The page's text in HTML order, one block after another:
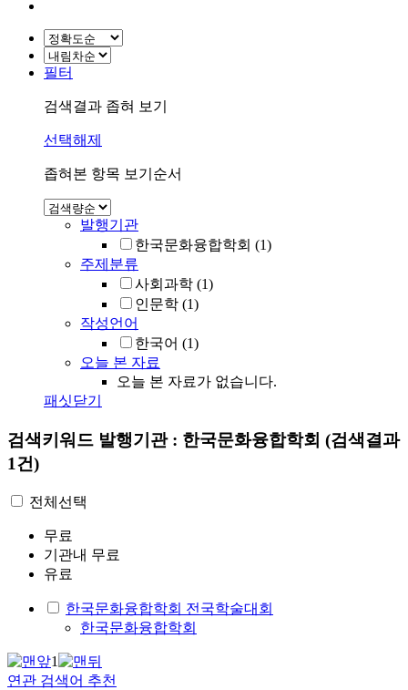
필터
검색결과 좁혀 보기
선택해제
좁혀본 항목 보기순서
발행기관
한국문화융합학회 (1)
주제분류
사회과학 (1)
인문학 (1)
작성언어
한국어 (1)
오늘 본 자료
오늘 본 자료가 없습니다.
패싯닫기
검색키워드 발행기관 : 한국문화융합학회 (검색결과
1건)
전체선택
무료
기관내 무료
유료
한국문화융합학회 전국학술대회
한국문화융합학회
1
연관 검색어 추천